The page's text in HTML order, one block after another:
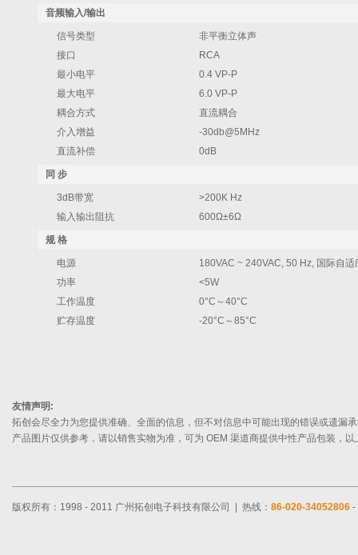
音频输入/输出
信号类型
非平衡立体声
接口
RCA
最小电平
0.4 VP-P
最大电平
6.0 VP-P
耦合方式
直流耦合
介入增益
-30db@5MHz
直流补偿
0dB
同 步
3dB带宽
>200K Hz
输入输出阻抗
600Ω±6Ω
规 格
电源
180VAC ~ 240VAC, 50 Hz, 国际自适
功率
<5W
工作温度
0°C～40°C
贮存温度
-20°C～85°C
友情声明:
拓创会尽全力为您提供准确、全面的信息，但不对信息中可能出现的错误或遗漏
产品图片仅供参考，请以销售实物为准，可为 OEM 渠道商提供中性产品包装，
版权所有：1998 - 2011 广州拓创电子科技有限公司 | 热线： 86-020-34052806 -